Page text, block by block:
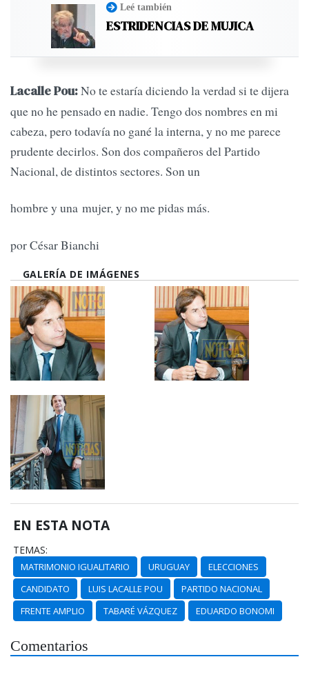
Leé también
ESTRIDENCIAS DE MUJICA
Lacalle Pou:No te estaría diciendo la verdad si te dijera
que no he pensado en nadie. Tengo dos nombres en mi
cabeza, pero todavía no gané la interna, y no me parece
prudente decirlos. Son dos compañeros del Partido
Nacional, de distintos sectores. Son un
hombre y una mujer, y no me pidas más.
por César Bianchi
GALERÍA DE IMÁGENES
EN ESTA NOTA
TEMAS:
MATRIMONIO IGUALITARIO URUGUAY
ELECCIONES
CANDIDATO
LUIS LACALLE POU
PARTIDO NACIONAL
FRENTE AMPLIO
TABARÉ VÁZQUEZ EDUARDO BONOMI
Comentarios